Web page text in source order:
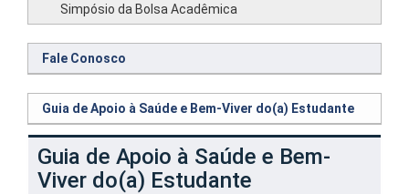
Simpósio da Bolsa Acadêmica
Fale Conosco
Guia de Apoio à Saúde e Bem-Viver do(a) Estudante
Guia de Apoio à Saúde e Bem-
Viver do(a) Estudante